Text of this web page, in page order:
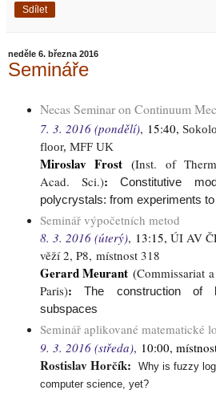
Sdílet
neděle 6. března 2016
Semináře
Necas Seminar on Continuum
7. 3. 2016 (pondělí), 15:40,
floor, MFF UK
Miroslav Frost (Inst. of
Acad. Sci.):
Constitutive
polycrystals: from experiments
Seminář výpočetních metod
8. 3. 2016 (úterý), 13:15, ÚI AV
věží 2, P8, místnost 318
Gerard Meurant (Commissariat
Paris):
The construction of
subspaces
Seminář aplikované matematické
9. 3. 2016 (středa), 10:00,
Rostislav Horčík:
Why is fuzzy
computer science, yet?